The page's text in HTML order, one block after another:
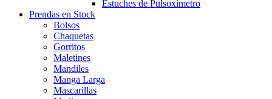
Estuches de Pulsoxímetro
Prendas en Stock
Bolsos
Chaquetas
Gorritos
Maletines
Mandiles
Manga Larga
Mascarillas